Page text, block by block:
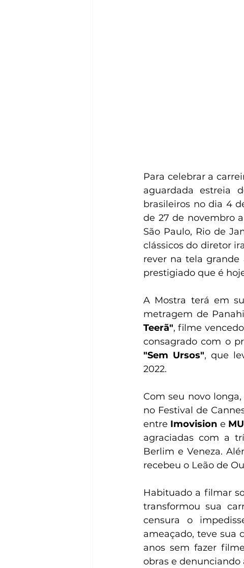
Para celebrar a
aguardada estreia
brasileiros no dia 4
de 27 de novembro
São Paulo, Rio de
clássicos do diretor
rever na tela
prestigiado que é
A Mostra terá em
metragem de
Teerã", filme
"Sem Ursos", que
2022.
Com seu novo longa,
no Festival de
entre Imovision e
agraciadas com a
Berlim e Veneza.
recebeu o Leão de
Habituado a filmar
transformou sua
censura o
ameaçado, teve sua
anos sem fazer
obras e